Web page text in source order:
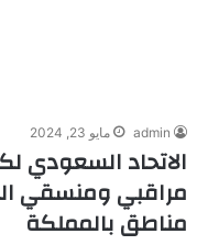
admin مايو 23, 2024
الاتحاد السعودي
مراقبي ومنسقي
مناطق بالمملكة